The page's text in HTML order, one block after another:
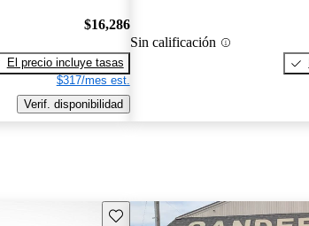
$16,286
El precio incluye tasas
$317/mes est.
Verif. disponibilidad
Sin calificación
Guarda este Aviso